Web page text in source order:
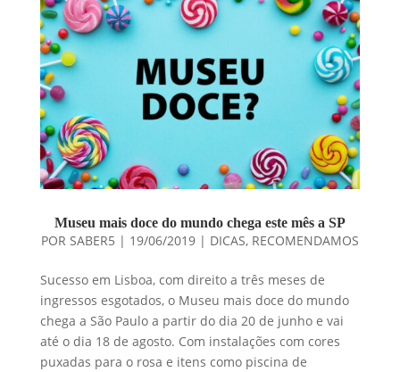
Museu mais doce do mundo chega este mês a SP
POR SABER5 | 19/06/2019| DICAS, RECOMENDAMOS
Sucesso em Lisboa, com direito a três meses de
ingressos esgotados, o Museu mais doce do mundo
chega a São Paulo a partir do dia 20 de junho e vai
até o dia 18 de agosto. Com instalações com cores
puxadas para o rosa e itens como piscina de